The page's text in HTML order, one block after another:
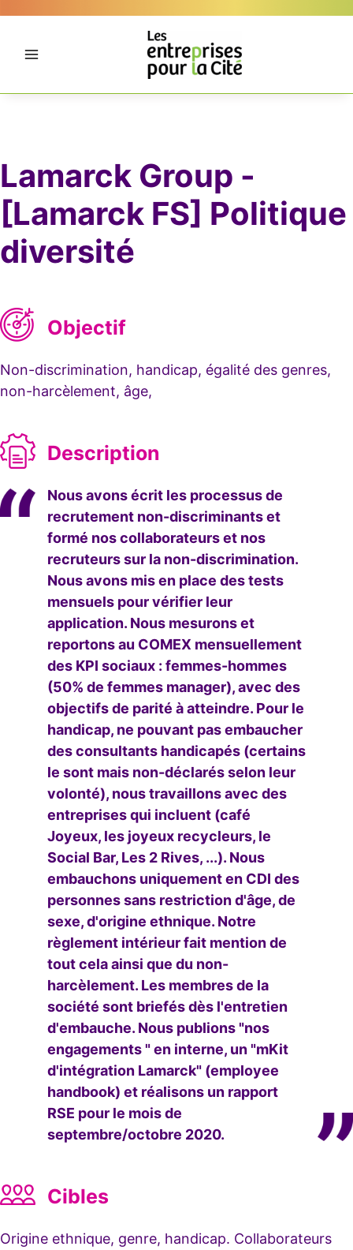
Lamarck Group -
[Lamarck FS] Politique
diversité
Objectif
Non-discrimination, handicap, égalité des genres,
non-harcèlement, âge,
Description
Nous avons écrit les processus de
recrutement non-discriminants et
formé nos collaborateurs et nos
recruteurs sur la non-discrimination.
Nous avons mis en place des tests
mensuels pour vérifier leur
application. Nous mesurons et
reportons au COMEX mensuellement
des KPI sociaux : femmes-hommes
(50% de femmes manager), avec des
objectifs de parité à atteindre. Pour le
handicap, ne pouvant pas embaucher
des consultants handicapés (certains
le sont mais non-déclarés selon leur
volonté), nous travaillons avec des
entreprises qui incluent (café
Joyeux, les joyeux recycleurs, le
Social Bar, Les 2 Rives, ...). Nous
embauchons uniquement en CDI des
personnes sans restriction d'âge, de
sexe, d'origine ethnique. Notre
règlement intérieur fait mention de
tout cela ainsi que du non-
harcèlement. Les membres de la
société sont briefés dès l'entretien
d'embauche. Nous publions "nos
engagements " en interne, un "mKit
d'intégration Lamarck" (employee
handbook) et réalisons un rapport
RSE pour le mois de
septembre/octobre 2020.
Cibles
Origine ethnique, genre, handicap. Collaborateurs